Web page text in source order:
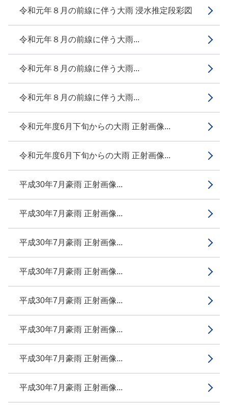
令和元年８月の前線に伴う大雨 浸水推定段彩図
令和元年８月の前線に伴う大雨...
令和元年８月の前線に伴う大雨...
令和元年８月の前線に伴う大雨...
令和元年度6月下旬からの大雨 正射画像...
令和元年度6月下旬からの大雨 正射画像...
平成30年7月豪雨 正射画像...
平成30年7月豪雨 正射画像...
平成30年7月豪雨 正射画像...
平成30年7月豪雨 正射画像...
平成30年7月豪雨 正射画像...
平成30年7月豪雨 正射画像...
平成30年7月豪雨 正射画像...
平成30年7月豪雨 正射画像...